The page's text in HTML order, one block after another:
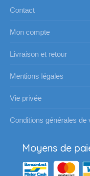
Contact
Mon compte
Livraison et retour
Mentions légales
Vie privée
Conditions générales de
Moyens de